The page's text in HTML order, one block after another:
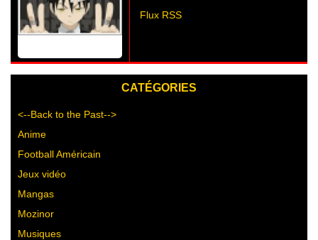
Flux RSS
CATÉGORIES
<--Back to the Past-->
Anime
Football Américain
Jeux vidéo
Mangas
Mozinor
Musiques